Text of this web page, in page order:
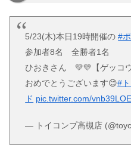
5/23(木)本日19時開催の#
参加者8名 全勝者1名
ひおきさん 💛💛【ゲッコ
おめでとうございます😊#
ド pic.twitter.com/
— トイコンプ高槻店